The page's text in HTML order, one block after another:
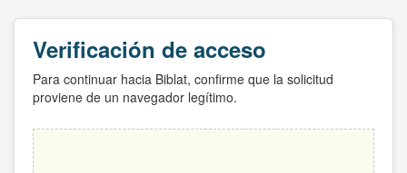
Verificación de acceso
Para continuar hacia Biblat, confirme que la solicitud
proviene de un navegador legítimo.